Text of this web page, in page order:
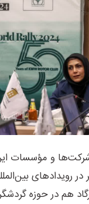
و مؤسسات
رویدادهای
هم در حوزه